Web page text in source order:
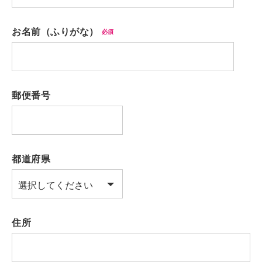
お名前（ふりがな） 必須
郵便番号
都道府県
住所